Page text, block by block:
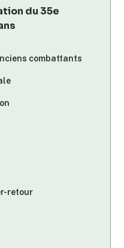
du 35e
combattants
retour